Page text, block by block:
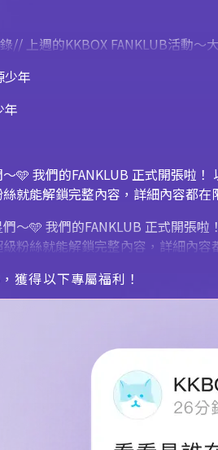
// 上週的KKBOX FANKLUB活動～
年
🩵 我們的FANKLUB 正式開張啦
就能解鎖完整內容，詳細內容都在
獲得以下專屬福利！